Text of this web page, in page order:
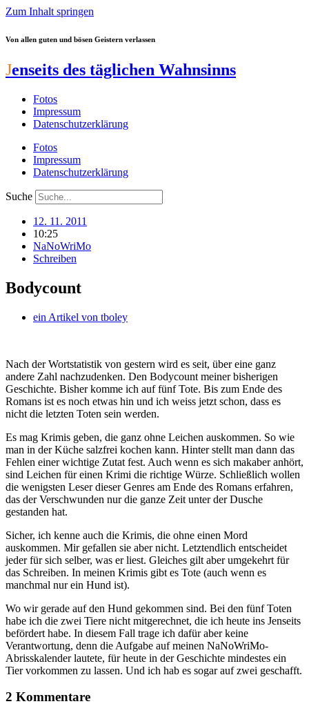
Zum Inhalt springen
Von allen guten und bösen Geistern verlassen
Jenseits des täglichen Wahnsinns
Fotos
Impressum
Datenschutzerklärung
Fotos
Impressum
Datenschutzerklärung
Suche
12. 11. 2011
10:25
NaNoWriMo
Schreiben
Bodycount
ein Artikel von tboley
Nach der Wortstatistik von gestern wird es seit, über eine ganz
andere Zahl nachzudenken. Den Bodycount meiner bisherigen
Geschichte. Bisher komme ich auf fünf Tote. Bis zum Ende des
Romans ist es noch etwas hin und ich weiss jetzt schon, dass es
nicht die letzten Toten sein werden.
Es mag Krimis geben, die ganz ohne Leichen auskommen. So wie
man in der Küche salzfrei kochen kann. Hinter stellt man dann das
Fehlen einer wichtige Zutat fest. Auch wenn es sich makaber anhört,
sind Leichen für einen Krimi die richtige Würze. Schließlich wollen
die wenigsten Leser dieser Genres am Ende des Romans erfahren,
das der Verschwunden nur die ganze Zeit unter der Dusche
gestanden hat.
Sicher, ich kenne auch die Krimis, die ohne einen Mord
auskommen. Mir gefallen sie aber nicht. Letztendlich entscheidet
jeder für sich selber, was er liest. Gleiches gilt aber umgekehrt für
das Schreiben. In meinen Krimis gibt es Tote (auch wenn es
manchmal nur ein Hund ist).
Wo wir gerade auf den Hund gekommen sind. Bei den fünf Toten
habe ich die zwei Tiere nicht mitgerechnet, die ich heute ins Jenseits
befördert habe. In diesem Fall trage ich dafür aber keine
Verantwortung, denn die Aufgabe auf meinen NaNoWriMo-
Abrisskalender lautete, für heute in der Geschichte mindestes ein
Tier vorkommen zu lassen. Und ich hab es sogar auf zwei geschafft.
2 Kommentare